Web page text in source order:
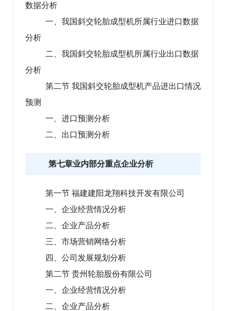
数据分析
一、我国斜交轮胎成型机所属行业进口数据
分析
二、我国斜交轮胎成型机所属行业出口数据
分析
第二节 我国斜交轮胎成型机产品进出口情况
预测
一、进口预测分析
二、出口预测分析
第七章业内部分重点企业分析
第一节 福建建阳龙翔科技开发有限公司
一、企业经营情况分析
二、企业产品分析
三、市场营销网络分析
四、公司发展规划分析
第二节 贵州轮胎股份有限公司
一、企业经营情况分析
二、企业产品分析